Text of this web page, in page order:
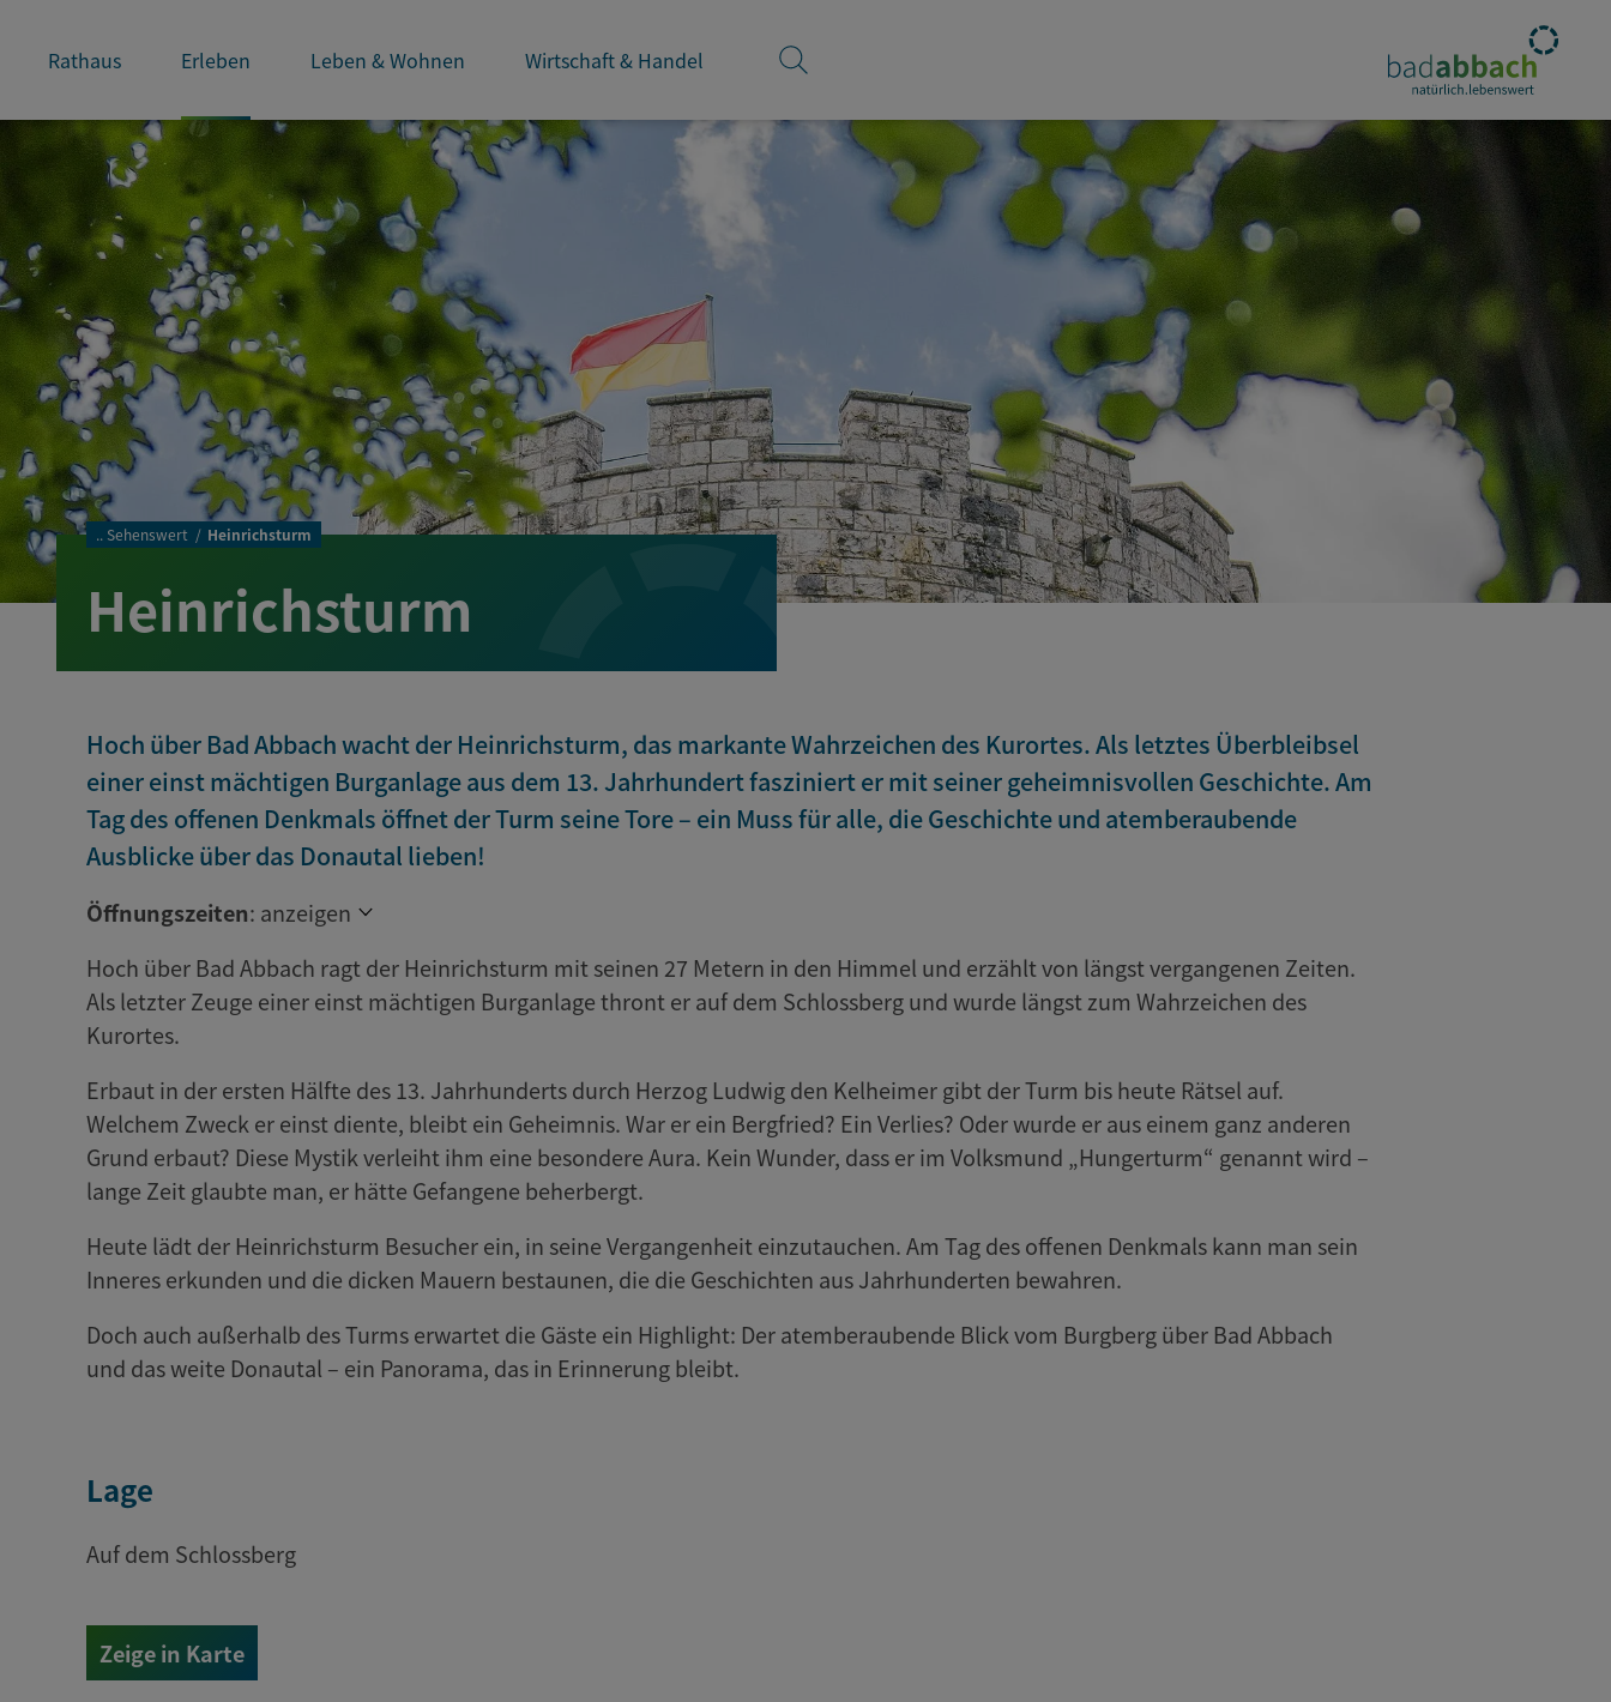
Rathaus Erleben Leben & Wohnen Wirtschaft & Handel
.. Sehenswert Heinrichsturm
Heinrichsturm
Hoch über Bad Abbach wacht der Heinrichsturm, das markante Wahrzeichen des Kurortes. Als letztes Überbleibsel
einer einst mächtigen Burganlage aus dem 13. Jahrhundert fasziniert er mit seiner geheimnisvollen Geschichte. Am
Tag des offenen Denkmals öffnet der Turm seine Tore – ein Muss für alle, die Geschichte und atemberaubende
Ausblicke über das Donautal lieben!
Öffnungszeiten: anzeigen
Hoch über Bad Abbach ragt der Heinrichsturm mit seinen 27 Metern in den Himmel und erzählt von längst vergangenen Zeiten.
Als letzter Zeuge einer einst mächtigen Burganlage thront er auf dem Schlossberg und wurde längst zum Wahrzeichen des
Kurortes.
Erbaut in der ersten Hälfte des 13. Jahrhunderts durch Herzog Ludwig den Kelheimer gibt der Turm bis heute Rätsel auf.
Welchem Zweck er einst diente, bleibt ein Geheimnis. War er ein Bergfried? Ein Verlies? Oder wurde er aus einem ganz anderen
Grund erbaut? Diese Mystik verleiht ihm eine besondere Aura. Kein Wunder, dass er im Volksmund „Hungerturm“ genannt wird –
lange Zeit glaubte man, er hätte Gefangene beherbergt.
Heute lädt der Heinrichsturm Besucher ein, in seine Vergangenheit einzutauchen. Am Tag des offenen Denkmals kann man sein
Inneres erkunden und die dicken Mauern bestaunen, die die Geschichten aus Jahrhunderten bewahren.
Doch auch außerhalb des Turms erwartet die Gäste ein Highlight: Der atemberaubende Blick vom Burgberg über Bad Abbach
und das weite Donautal – ein Panorama, das in Erinnerung bleibt.
Lage
Auf dem Schlossberg
Zeige in Karte